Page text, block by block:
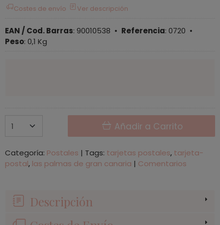
Costes de envío Ver descripción
EAN / Cod. Barras: 90010538 • Referencia: 0720 •
Peso: 0,1 Kg
Añadir a Carrito
Categoría: Postales | Tags: tarjetas postales tarjeta-
postal las palmas de gran canaria | Comentarios
Descripción